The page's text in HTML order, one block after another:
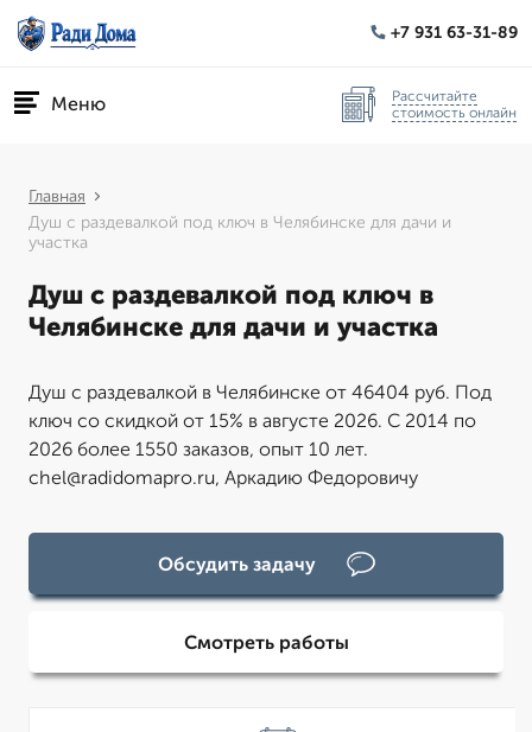
+7 931 63-31-89
Меню
Рассчитайте
стоимость онлайн
Главная
Душ с раздевалкой под ключ в Челябинске для дачи и
участка
Душ с раздевалкой под ключ в
Челябинске для дачи и участка
Душ с раздевалкой в Челябинске от 46404 руб. Под
ключ со скидкой от 15% в августе 2026. С 2014 по
2026 более 1550 заказов, опыт 10 лет.
chel@radidomapro.ru, Аркадию Федоровичу
Обсудить задачу
Смотреть работы